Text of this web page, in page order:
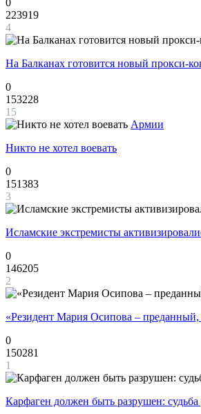
0
223919
4
На Балканах готовится новый прокси-
0
153228
15
Армии
Никто не хотел воевать
0
151383
3
Исламские экстремисты
0
146205
2
«Резидент Мария Осипова –
0
150281
1
Карфаген должен быть разрушен: судьба